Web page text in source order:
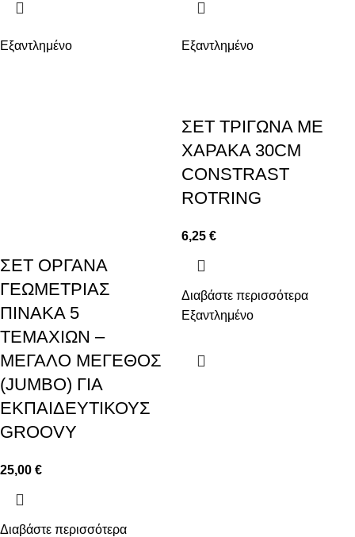
Εξαντλημένο
ΣΕΤ ΟΡΓΑΝΑ
ΓΕΩΜΕΤΡΙΑΣ
ΠΙΝΑΚΑ 5
ΤΕΜΑΧΙΩΝ –
ΜΕΓΑΛΟ ΜΕΓΕΘΟΣ
(JUMBO) ΓΙΑ
ΕΚΠΑΙΔΕΥΤΙΚΟΥΣ
GROOVY
25,00 €
Διαβάστε περισσότερα
Εξαντλημένο
ΣΕΤ ΤΡΙΓΩΝΑ ΜΕ
ΧΑΡΑΚΑ 30CM
CONSTRAST
ROTRING
6,25 €
Διαβάστε περισσότερα
Εξαντλημένο